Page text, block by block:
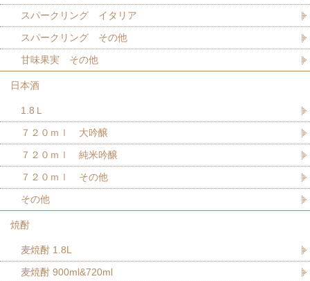
スパークリング イタリア
スパークリング その他
甘味果実 その他
日本酒
1.8Ｌ
７２０ｍｌ 大吟醸
７２０ｍｌ 純米吟醸
７２０ｍｌ その他
その他
焼酎
麦焼酎 1.8L
麦焼酎 900ml&720ml